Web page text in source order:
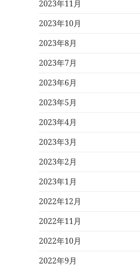
2023年11月
2023年10月
2023年8月
2023年7月
2023年6月
2023年5月
2023年4月
2023年3月
2023年2月
2023年1月
2022年12月
2022年11月
2022年10月
2022年9月